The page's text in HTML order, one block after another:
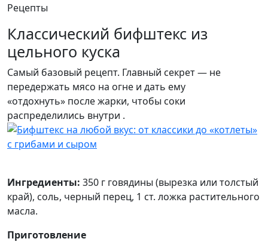
Рецепты
Классический бифштекс из
цельного куска
Самый базовый рецепт. Главный секрет — не
передержать мясо на огне и дать ему
«отдохнуть» после жарки, чтобы соки
распределились внутри .
Ингредиенты: 350 г говядины (вырезка или толстый
край), соль, черный перец, 1 ст. ложка растительного
масла.
Приготовление